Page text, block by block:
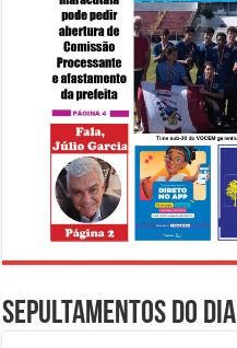
Sepultamentos do dia